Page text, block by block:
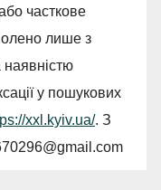
часткове
лише з
у пошукових
xxl.kyiv.ua/. З